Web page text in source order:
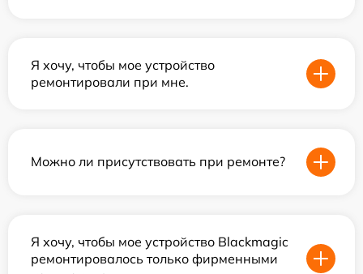
Я хочу, чтобы мое устройство
ремонтировали при мне.
Можно ли присутствовать при ремонте?
Я хочу, чтобы мое устройство Blackmagic
ремонтировалось только фирменными